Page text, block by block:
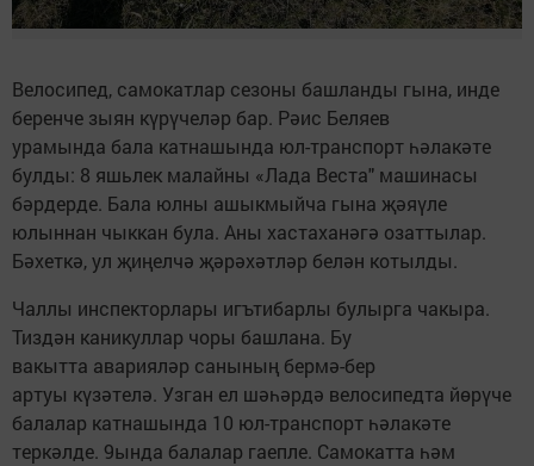
Велосипед, самокатлар сезоны башланды гына, инде
беренче зыян күрүчеләр бар. Рәис Беляев
урамында бала катнашында юл-транспорт һәлакәте
булды: 8 яшьлек малайны «Лада Веста" машинасы
бәрдерде. Бала юлны ашыкмыйча гына җәяүле
юлыннан чыккан була. Аны хастаханәгә озаттылар.
Бәхеткә, ул җиңелчә җәрәхәтләр белән котылды.
Чаллы инспекторлары игътибарлы булырга чакыра.
Тиздән каникуллар чоры башлана. Бу
вакытта аварияләр санының бермә-бер
артуы күзәтелә. Узган ел шәһәрдә велосипедта йөрүче
балалар катнашында 10 юл-транспорт һәлакәте
теркәлде. 9ында балалар гаепле. Самокатта һәм